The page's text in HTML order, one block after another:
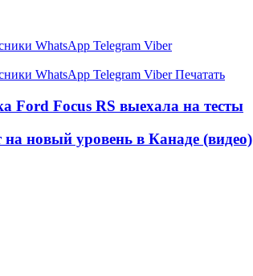
WhatsApp Telegram Viber
WhatsApp Telegram Viber Печатать
Ford Focus RS выехала на тесты
новый уровень в Канаде (видео)